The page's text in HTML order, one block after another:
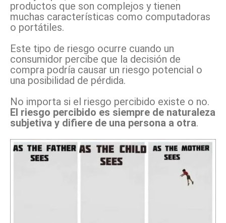
productos que son complejos y tienen
muchas características como computadoras
o portátiles.
Este tipo de riesgo ocurre cuando un
consumidor percibe que la decisión de
compra podría causar un riesgo potencial o
una posibilidad de pérdida.
No importa si el riesgo percibido existe o no.
El riesgo percibido es siempre de naturaleza
subjetiva y difiere de una persona a otra.